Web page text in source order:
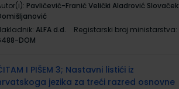
Pavličević-Franić Velički Aladrović Slovaček
ALFA d.d.
Registarski broj ministarstva:
DOM
I PIŠEM 3; Nastavni listići iz
jezika za treći razred osnovne